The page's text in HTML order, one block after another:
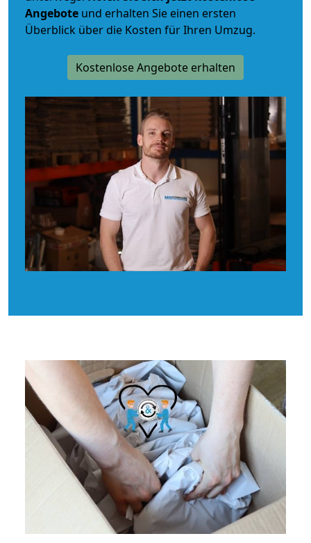
Angebote und erhalten Sie einen ersten
Überblick über die Kosten für Ihren Umzug.
Kostenlose Angebote erhalten